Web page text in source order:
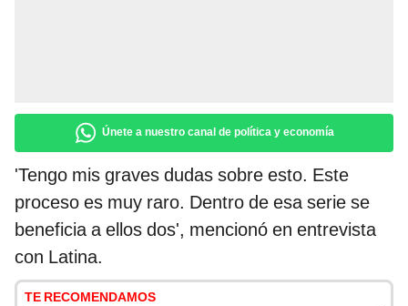
Únete a nuestro canal de política y economía
'Tengo mis graves dudas sobre esto. Este
proceso es muy raro. Dentro de esa serie se
beneficia a ellos dos', mencionó en entrevista
con Latina.
TE RECOMENDAMOS